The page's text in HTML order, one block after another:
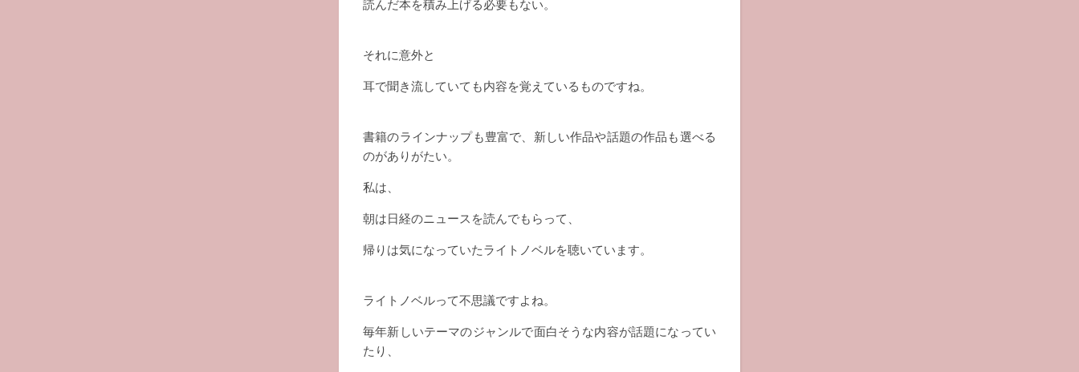
読んだ本を積み上げる必要もない。
それに意外と
耳で聞き流していても内容を覚えているものですね。
書籍のラインナップも豊富で、新しい作品や話題の作品も選べる
のがありがたい。
私は、
朝は日経のニュースを読んでもらって、
帰りは気になっていたライトノベルを聴いています。
ライトノベルって不思議ですよね。
毎年新しいテーマのジャンルで面白そうな内容が話題になってい
たり、